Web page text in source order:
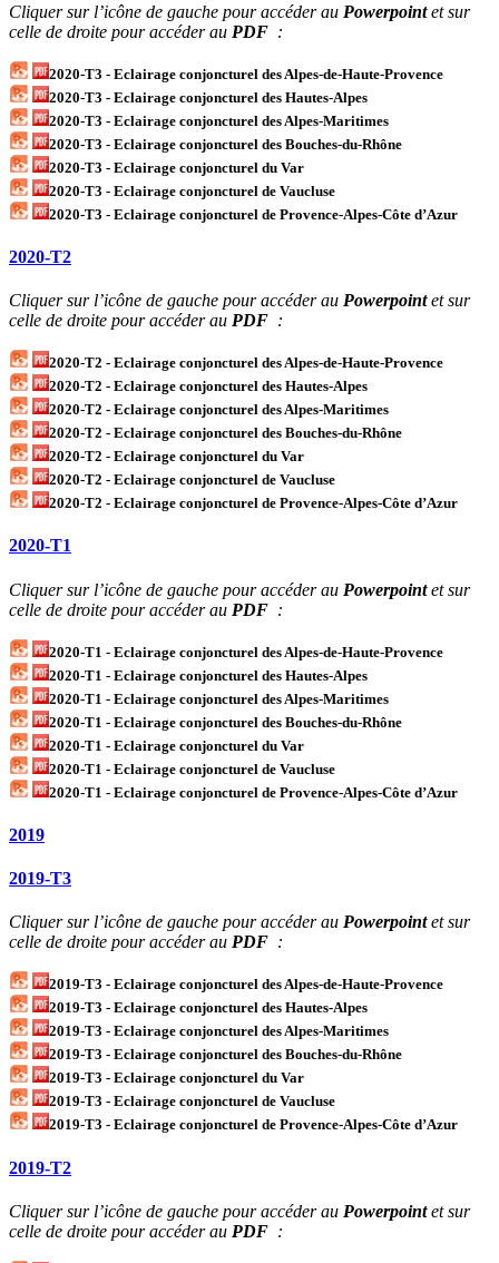
Cliquer sur l’icône de gauche pour accéder au Powerpointet sur
celle de droite pour accéder au PDF :
2020-T3 - Eclairage conjoncturel des Alpes-de-Haute-Provence
2020-T3 - Eclairage conjoncturel des Hautes-Alpes
2020-T3 - Eclairage conjoncturel des Alpes-Maritimes
2020-T3 - Eclairage conjoncturel des Bouches-du-Rhône
2020-T3 - Eclairage conjoncturel du Var
2020-T3 - Eclairage conjoncturel de Vaucluse
2020-T3 - Eclairage conjoncturel de Provence-Alpes-Côte d’Azur
2020-T2
Cliquer sur l’icône de gauche pour accéder au Powerpointet sur
celle de droite pour accéder au PDF :
2020-T2 - Eclairage conjoncturel des Alpes-de-Haute-Provence
2020-T2 - Eclairage conjoncturel des Hautes-Alpes
2020-T2 - Eclairage conjoncturel des Alpes-Maritimes
2020-T2 - Eclairage conjoncturel des Bouches-du-Rhône
2020-T2 - Eclairage conjoncturel du Var
2020-T2 - Eclairage conjoncturel de Vaucluse
2020-T2 - Eclairage conjoncturel de Provence-Alpes-Côte d’Azur
2020-T1
Cliquer sur l’icône de gauche pour accéder au Powerpointet sur
celle de droite pour accéder au PDF :
2020-T1 - Eclairage conjoncturel des Alpes-de-Haute-Provence
2020-T1 - Eclairage conjoncturel des Hautes-Alpes
2020-T1 - Eclairage conjoncturel des Alpes-Maritimes
2020-T1 - Eclairage conjoncturel des Bouches-du-Rhône
2020-T1 - Eclairage conjoncturel du Var
2020-T1 - Eclairage conjoncturel de Vaucluse
2020-T1 - Eclairage conjoncturel de Provence-Alpes-Côte d’Azur
2019
2019-T3
Cliquer sur l’icône de gauche pour accéder au Powerpointet sur
celle de droite pour accéder au PDF :
2019-T3 - Eclairage conjoncturel des Alpes-de-Haute-Provence
2019-T3 - Eclairage conjoncturel des Hautes-Alpes
2019-T3 - Eclairage conjoncturel des Alpes-Maritimes
2019-T3 - Eclairage conjoncturel des Bouches-du-Rhône
2019-T3 - Eclairage conjoncturel du Var
2019-T3 - Eclairage conjoncturel de Vaucluse
2019-T3 - Eclairage conjoncturel de Provence-Alpes-Côte d’Azur
2019-T2
Cliquer sur l’icône de gauche pour accéder au Powerpointet sur
celle de droite pour accéder au PDF :